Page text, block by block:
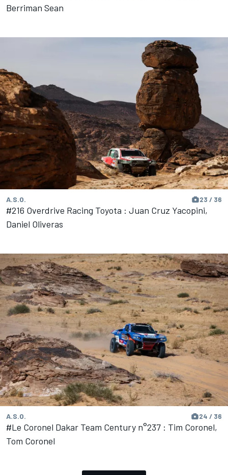
Berriman Sean
A.S.O. 23 / 36
#216 Overdrive Racing Toyota : Juan Cruz Yacopini,
Daniel Oliveras
A.S.O. 24 / 36
#Le Coronel Dakar Team Century n°237 : Tim Coronel,
Tom Coronel